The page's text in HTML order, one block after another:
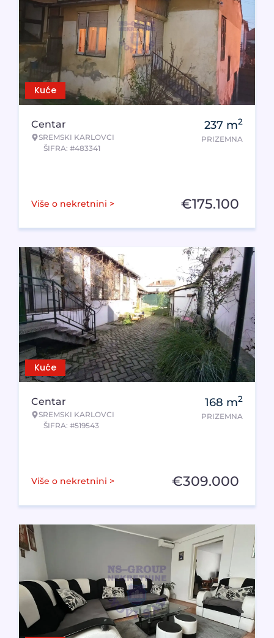
Kuće
Centar
SREMSKI KARLOVCI
ŠIFRA: #483341
237 m2
PRIZEMNA
Više o nekretnini > €175.100
Kuće
Centar
SREMSKI KARLOVCI
ŠIFRA: #519543
168 m2
PRIZEMNA
Više o nekretnini > €309.000